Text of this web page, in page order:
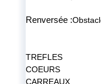
Renversée :
TREFLES
COEURS
CARREAUX